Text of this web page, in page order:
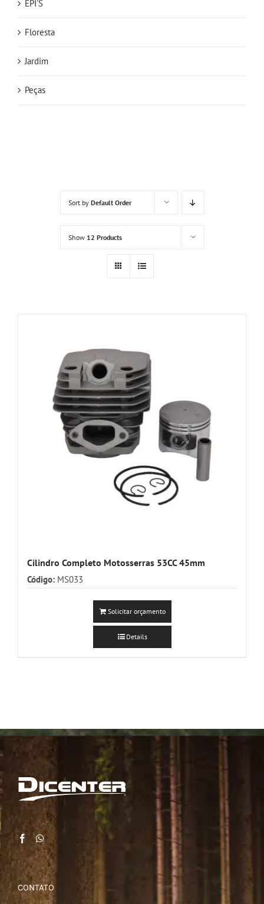
Sort by Default Order
Show 12 Products
Cilindro Completo Motosserras 53CC 45mm
Código: MS033
Solicitar orçamento
Details
EPI'S
Floresta
Jardim
Peças
CONTATO